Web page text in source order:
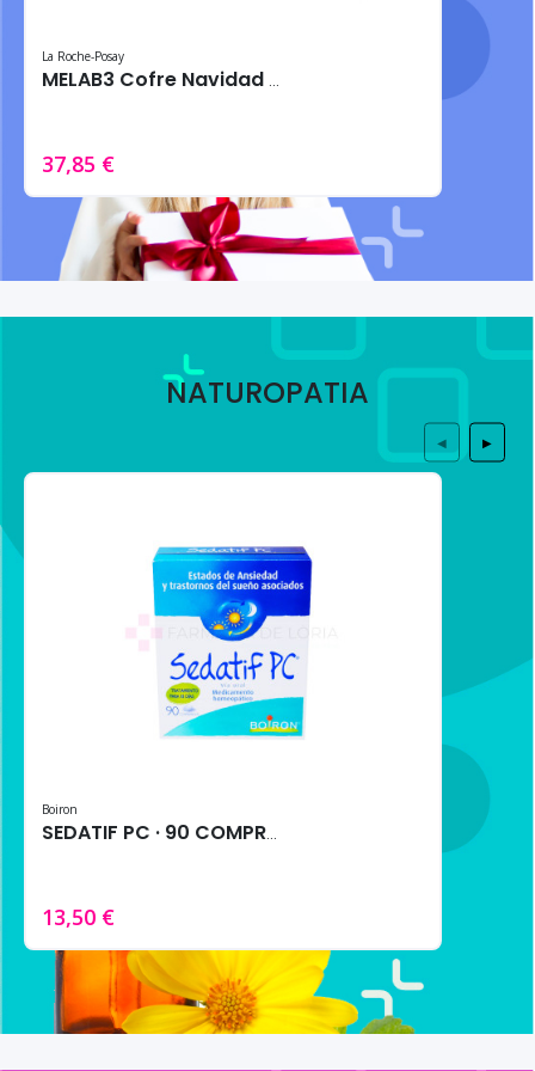
La Roche-Posay
MELAB3 Cofre Navidad 2024 – Tratamiento intensivo antimanchas
37,85 €
NATUROPATIA
Boiron
SEDATIF PC · 90 COMPRIMIDOS
13,50 €
◀ ▶